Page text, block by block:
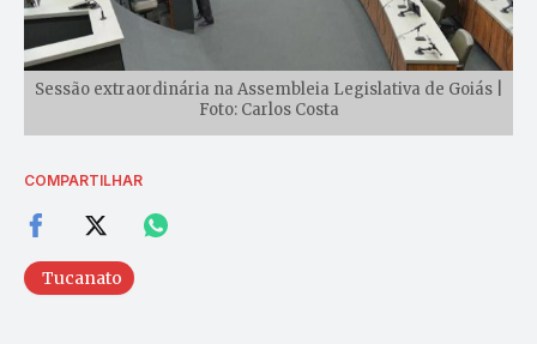
Sessão extraordinária na Assembleia Legislativa de Goiás |
Foto: Carlos Costa
COMPARTILHAR
Tucanato